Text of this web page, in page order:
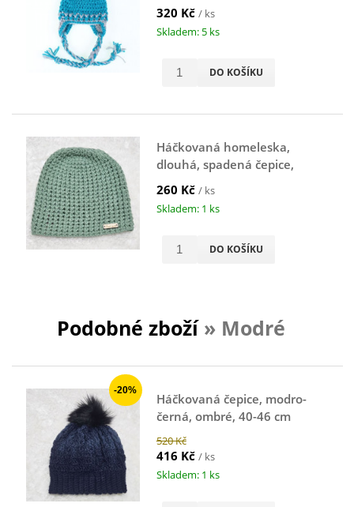
320 Kč / ks
Skladem: 5 ks
DO KOŠÍKU
Háčkovaná homeleska,
dlouhá, spadená čepice,
260 Kč / ks
Skladem: 1 ks
DO KOŠÍKU
Podobné zboží » Modré
-20%
Háčkovaná čepice, modro-
černá, ombré, 40-46 cm
520 Kč
416 Kč / ks
Skladem: 1 ks